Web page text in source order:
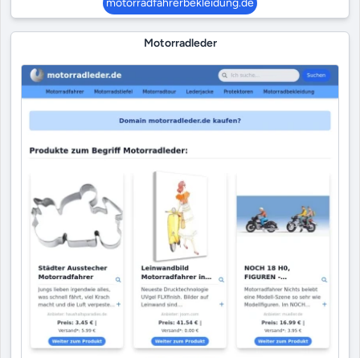
motorradfahrerbekleidung.de
Motorradleder